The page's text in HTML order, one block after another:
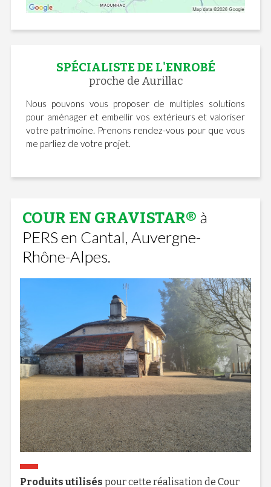
SPÉCIALISTE DE L'ENROBÉ
proche de Aurillac
Nous pouvons vous proposer de multiples solutions
pour aménager et embellir vos extérieurs et valoriser
votre patrimoine. Prenons rendez-vous pour que vous
me parliez de votre projet.
COUR EN GRAVISTAR® à
PERS en Cantal, Auvergne-
Rhône-Alpes.
Produits utilisés pour cette réalisation de Cour